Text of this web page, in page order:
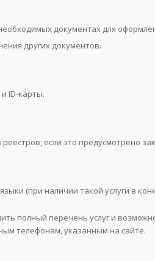
документах для
других документов.
ID-карты.
если это предусмотрено
(при наличии такой услуги в
полный перечень услуг и
телефонам, указанным на сайте.